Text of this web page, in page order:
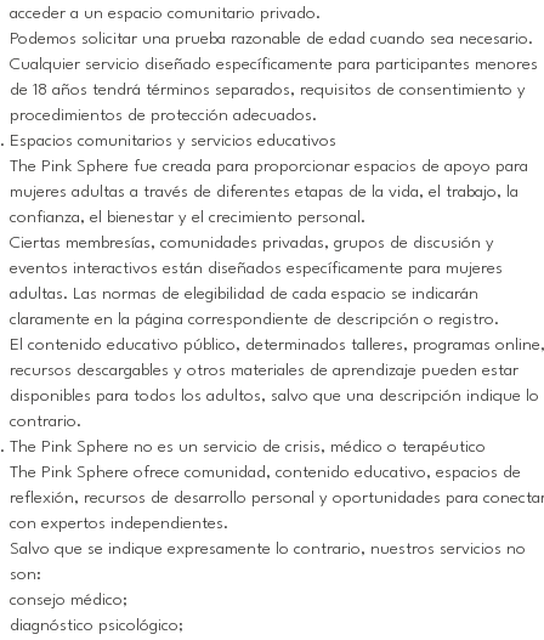
acceder a un espacio comunitario privado.
Podemos solicitar una prueba razonable de edad cuando sea necesario.
Cualquier servicio diseñado específicamente para participantes menores
de 18 años tendrá términos separados, requisitos de consentimiento y
procedimientos de protección adecuados.
Espacios comunitarios y servicios educativos
The Pink Sphere fue creada para proporcionar espacios de apoyo para
mujeres adultas a través de diferentes etapas de la vida, el trabajo, la
confianza, el bienestar y el crecimiento personal.
Ciertas membresías, comunidades privadas, grupos de discusión y
eventos interactivos están diseñados específicamente para mujeres
adultas. Las normas de elegibilidad de cada espacio se indicarán
claramente en la página correspondiente de descripción o registro.
El contenido educativo público, determinados talleres, programas online,
recursos descargables y otros materiales de aprendizaje pueden estar
disponibles para todos los adultos, salvo que una descripción indique lo
contrario.
The Pink Sphere no es un servicio de crisis, médico o terapéutico
The Pink Sphere ofrece comunidad, contenido educativo, espacios de
reflexión, recursos de desarrollo personal y oportunidades para
con expertos independientes.
Salvo que se indique expresamente lo contrario, nuestros servicios no
son:
consejo médico;
diagnóstico psicológico;